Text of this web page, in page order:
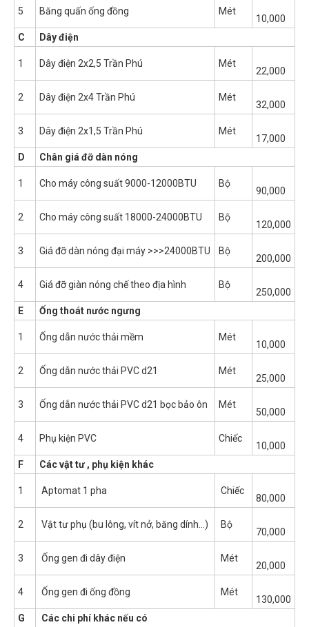
5 Băng quấn ống đồng Mét
10,000
C
Dây điện
1 Dây điện 2x2,5 Trần Phú Mét
22,000
2 Dây điện 2x4 Trần Phú Mét
32,000
3 Dây điện 2x1,5 Trần Phú Mét
17,000
D
Chân giá đỡ dàn nóng
1 Cho máy công suất 9000-12000BTU Bộ
90,000
2 Cho máy công suất 18000-24000BTU Bộ
120,000
3 Giá đỡ dàn nóng đại máy >>>24000BTU Bộ
200,000
4 Giá đỡ giàn nóng chế theo địa hình Bộ
250,000
E
Ống thoát nước ngưng
1 Ống dẫn nước thải mềm Mét
10,000
2 Ống dẫn nước thải PVC d21 Mét
25,000
3 Ống dẫn nước thải PVC d21 bọc bảo ôn Mét
50,000
4 Phụ kiện PVC Chiếc
10,000
F
Các vật tư , phụ kiện khác
1 Aptomat 1 pha Chiếc
80,000
2 Vật tư phụ (bu lông, vít nở, băng dính…) Bộ
70,000
3 Ống gen đi dây điện Mét
20,000
4 Ống gen đi ống đồng Mét
130,000
G
Các chi phí khác nếu có